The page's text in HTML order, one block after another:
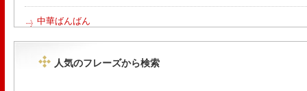
中華ばんばん
人気のフレーズから検索